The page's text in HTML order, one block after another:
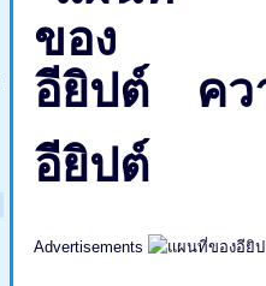
ค
อียิปต์
Advertisements